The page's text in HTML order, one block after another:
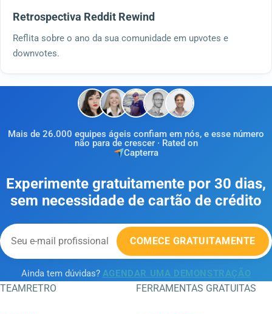
Retrospectiva Reddit Rewind
Reflita sobre o ano da sua comunidade em upvotes e
downvotes.
Mais de 26.000 equipes ágeis confiam em nós, e esse número
não para de crescer · Rated on
Capterra
Experimente gratuitamente por 30 dias,
sem necessidade de cartão de crédito
COMECE GRATUITAMENTE
Ainda tem dúvidas? AGENDAR UMA DEMONSTRAÇÃO
TEAMRETRO FERRAMENTAS GRATUITAS